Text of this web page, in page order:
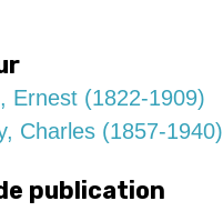
Ernest (1822-1909)
Charles (1857-1940)
publication